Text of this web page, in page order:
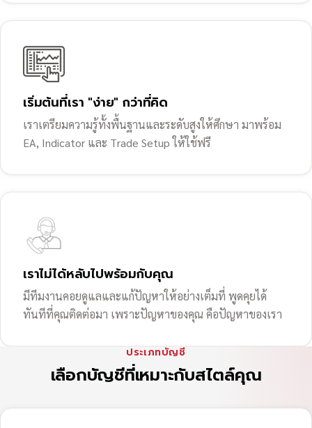
เริ่มต้นที่เรา "ง่าย" กว่าที่คิด
เราเตรียมความรู้ทั้งพื้นฐานและระดับสูงให้ศึกษา มาพร้อม
EA, Indicator และ Trade Setup ให้ใช้ฟรี
เราไม่ได้หลับไปพร้อมกับคุณ
มีทีมงานคอยดูแลและแก้ปัญหาให้อย่างเต็มที่ พูดคุยได้
ทันทีที่คุณติดต่อมา เพราะปัญหาของคุณ คือปัญหาของเรา
ประเภทบัญชี
เลือกบัญชีที่เหมาะกับสไตล์คุณ